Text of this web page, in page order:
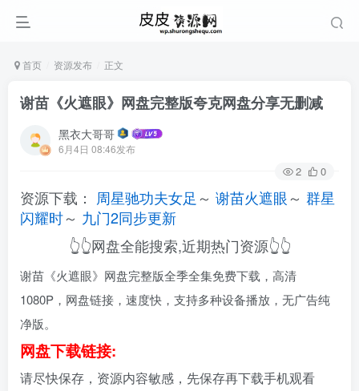
首页 资源发布 正文
谢苗《火遮眼》网盘完整版夸克网盘分享无删减
黑衣大哥哥
6月4日 08:46发布
2 0
资源下载： 周星驰功夫女足 ～ 谢苗火遮眼～ 群星
闪耀时～ 九门2同步更新
👆👆网盘全能搜索,近期热门资源👆👆
谢苗《火遮眼》网盘完整版全季全集免费下载，高清
1080P，网盘链接，速度快，支持多种设备播放，无广告纯
净版。
网盘下载链接:
请尽快保存，资源内容敏感，先保存再下载手机观看